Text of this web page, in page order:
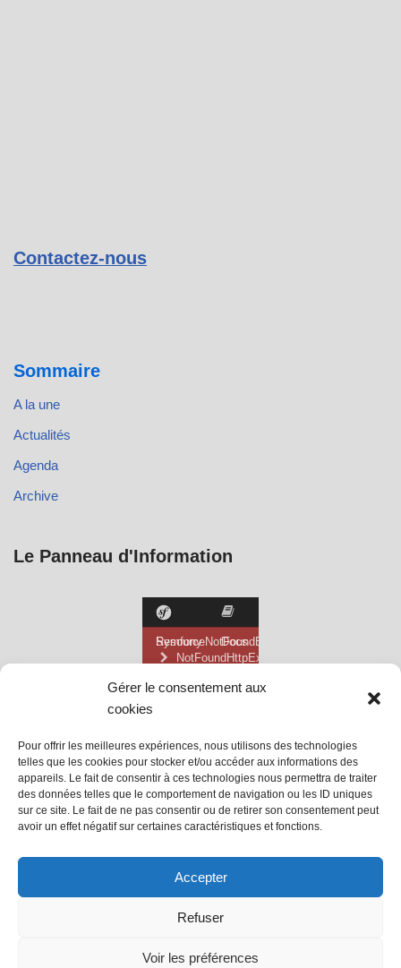
Gérer le consentement aux
cookies
Pour offrir les meilleures expériences, nous utilisons des technologies
telles que les cookies pour stocker et/ou accéder aux informations des
appareils. Le fait de consentir à ces technologies nous permettra de traiter
des données telles que le comportement de navigation ou les ID uniques
sur ce site. Le fait de ne pas consentir ou de retirer son consentement peut
avoir un effet négatif sur certaines caractéristiques et fonctions.
Accepter
Refuser
Voir les préférences
Contactez-nous
Sommaire
A la une
Actualités
Agenda
Archive
Le Panneau d'Information
@ Mairie de Grainville la Teinturière
Site propulsé par Tambour de Ville
@Grainville-la-teinturierementions légales